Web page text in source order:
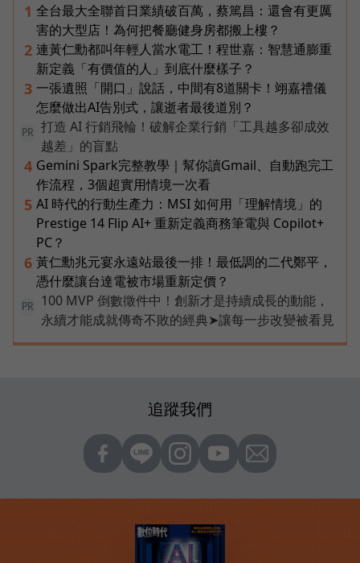
1 全台最大全聯首日業績破百萬，蔡篤昌：還會有更厲
害的大型店！為何把餐廳健身房都搬上樓？
2 連黃仁勳都叫年輕人當水電工！程世嘉：智慧通膨重
新定義「有價值的人」到底什麼樣子？
3 一張遺照「開口」說話，中間有8道關卡！翊嘉禮儀
怎麼做出AI告別式，讓逝者最後道別？
PR
打造 AI 行銷飛輪！破解企業行銷「工具越多卻成效
越差」的盲點
4 Gemini Spark完整教學｜幫你讀Gmail、自動跑完工
作流程，3個超實用情境一次看
5 AI 時代的行動生產力：MSI 如何用「理解情境」的
Prestige 14 Flip AI+ 重新定義商務筆電與 Copilot+
PC？
6 黃仁勳兆元宴永遠站最後一排！最低調的二代鄭平，
憑什麼讓台達電被市場重新定價？
PR
100 MVP 倒數徵件中！創新才是持續成長的動能，
永續才能成就傳奇不敗的經典➤讓每一步改變被看見
追蹤我們